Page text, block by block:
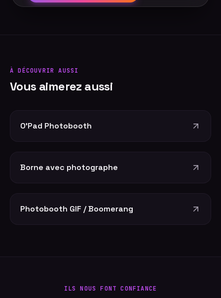
À DÉCOUVRIR AUSSI
Vous aimerez aussi
O'Pad Photobooth
Borne avec photographe
Photobooth GIF / Boomerang
ILS NOUS FONT CONFIANCE